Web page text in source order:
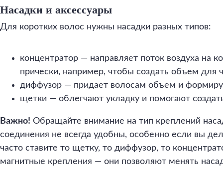
Насадки и аксессуары
Для коротких волос нужны насадки разных типов:
концентратор — направляет поток воздуха на
прически, например, чтобы создать объем для
диффузор — придает волосам объем и
щетки — облегчают укладку и помогают
Важно! Обращайте внимание на тип креплений
соединения не всегда удобны, особенно если вы
часто ставите то щетку, то диффузор, то
магнитные крепления — они позволяют менять